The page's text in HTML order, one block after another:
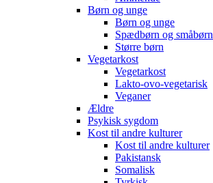
Børn og unge
Børn og unge
Spædbørn og småbørn
Større børn
Vegetarkost
Vegetarkost
Lakto-ovo-vegetarisk
Veganer
Ældre
Psykisk sygdom
Kost til andre kulturer
Kost til andre kulturer
Pakistansk
Somalisk